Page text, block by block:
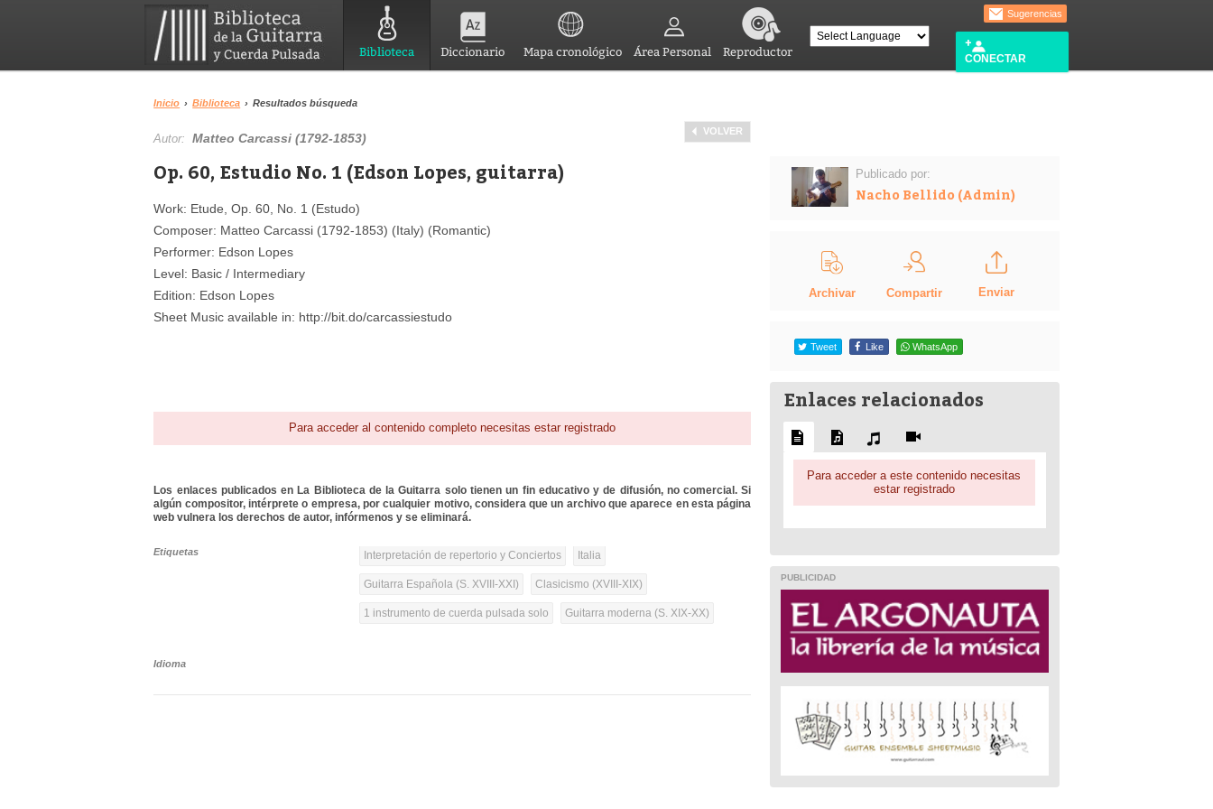
Biblioteca Diccionario Mapa cronológico Área Personal Reproductor
Sugerencias
CONECTAR
Inicio › Biblioteca › Resultados búsqueda
VOLVER
Autor:Matteo Carcassi (1792-1853)
Op. 60, Estudio No. 1 (Edson Lopes, guitarra)
Work: Etude, Op. 60, No. 1 (Estudo)
Composer: Matteo Carcassi (1792-1853) (Italy) (Romantic)
Performer: Edson Lopes
Level: Basic / Intermediary
Edition: Edson Lopes
Sheet Music available in: http://bit.do/carcassiestudo
Para acceder al contenido completo necesitas estar registrado
Los enlaces publicados en La Biblioteca de la Guitarra solo tienen un fin educativo y de difusión, no comercial. Si
algún compositor, intérprete o empresa, por cualquier motivo, considera que un archivo que aparece en esta página
web vulnera los derechos de autor, infórmenos y se eliminará.
Etiquetas Interpretación de repertorio y Conciertos Italia
Guitarra Española (S. XVIII-XXI) Clasicismo (XVIII-XIX)
1 instrumento de cuerda pulsada solo Guitarra moderna (S. XIX-XX)
Idioma
Publicado por:
Nacho Bellido (Admin)
Archivar Compartir Enviar
Tweet Like WhatsApp
Enlaces relacionados
Para acceder a este contenido necesitas
estar registrado
PUBLICIDAD